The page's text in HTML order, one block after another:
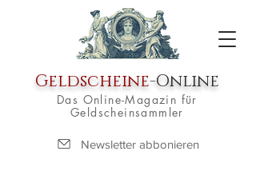
Geldscheine-Online
Das Online-Magazin für
Geldscheinsammler
Newsletter abbonieren